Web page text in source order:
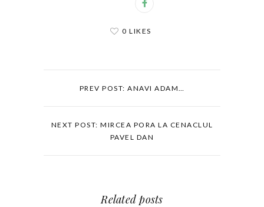
0 LIKES
PREV POST: ANAVI ADAM…
NEXT POST: MIRCEA PORA LA CENACLUL
PAVEL DAN
Related posts